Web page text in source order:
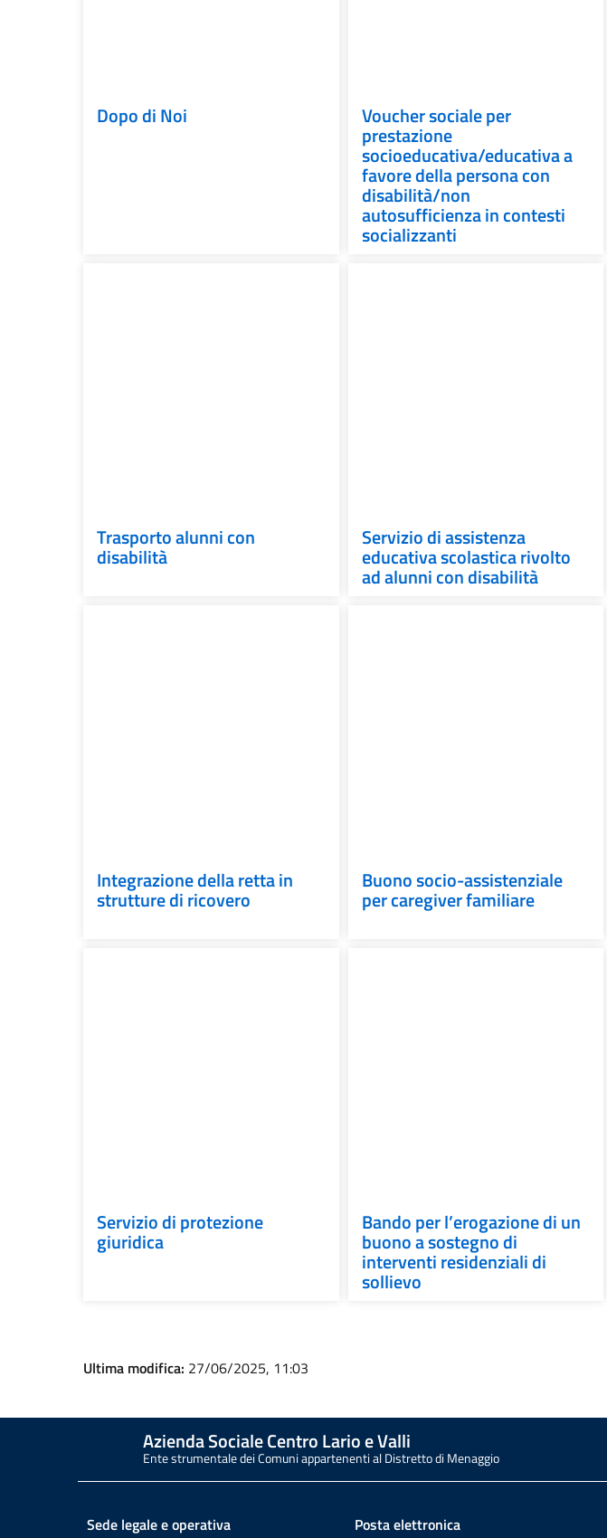
Dopo di Noi Voucher sociale per
prestazione
socioeducativa/educativa a
favore della persona con
disabilità/non
autosufficienza in contesti
socializzanti
Trasporto alunni con
disabilità
Servizio di assistenza
educativa scolastica rivolto
ad alunni con disabilità
Integrazione della retta in
strutture di ricovero
Buono socio-assistenziale
per caregiver familiare
Servizio di protezione
giuridica
Bando per l’erogazione di un
buono a sostegno di
interventi residenziali di
sollievo
Ultima modifica: 27/06/2025, 11:03
Azienda Sociale Centro Lario e Valli
Ente strumentale dei Comuni appartenenti al Distretto di Menaggio
Sede legale e operativa Posta elettronica